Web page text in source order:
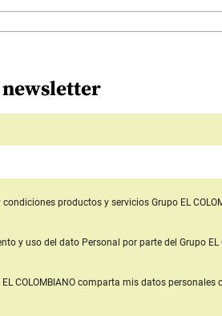
condiciones productos y servicios Grupo EL
y uso del dato Personal por parte del Grupo EL
COLOMBIANO comparta mis datos personales